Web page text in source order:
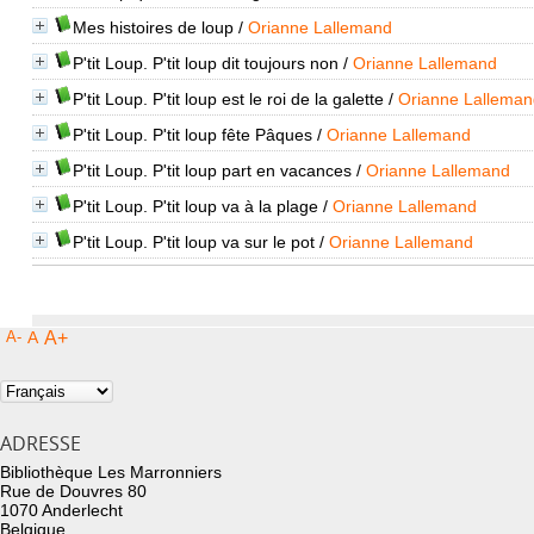
Mes histoires de loup/ Orianne Lallemand
P'tit Loup. P'tit loup dit toujours non / Orianne Lallemand
P'tit Loup. P'tit loup est le roi de la galette/ Orianne
P'tit Loup. P'tit loup fête Pâques/ Orianne Lallemand
P'tit Loup. P'tit loup part en vacances/ Orianne Lallemand
P'tit Loup. P'tit loup va à la plage/ Orianne Lallemand
P'tit Loup. P'tit loup va sur le pot/ Orianne Lallemand
A- A A+
ADRESSE
Bibliothèque Les Marronniers
Rue de Douvres 80
1070 Anderlecht
Belgique